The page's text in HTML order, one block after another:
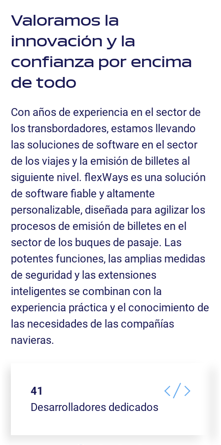
Valoramos la
innovación y la
confianza por encima
de todo
Con años de experiencia en el sector de
los transbordadores, estamos llevando
las soluciones de software en el sector
de los viajes y la emisión de billetes al
siguiente nivel. flexWays es una solución
de software fiable y altamente
personalizable, diseñada para agilizar los
procesos de emisión de billetes en el
sector de los buques de pasaje. Las
potentes funciones, las amplias medidas
de seguridad y las extensiones
inteligentes se combinan con la
experiencia práctica y el conocimiento de
las necesidades de las compañías
navieras.
43
Desarrolladores dedicados